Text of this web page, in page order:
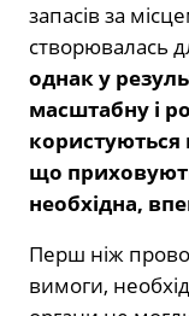
запасів за
створювалась
однак у
масштабну і
користуються
що
необхідна,
Перш ніж
вимоги,